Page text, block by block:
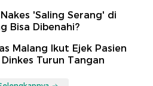
'Saling Serang' di
Bisa Dibenahi?
Malang Ikut Ejek Pasien
Turun Tangan